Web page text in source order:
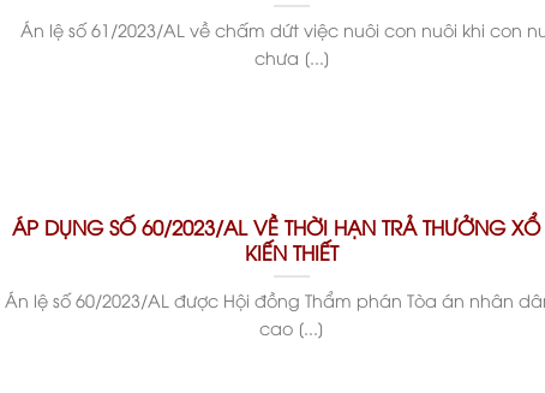
Án lệ số 61/2023/AL về chấm dứt việc nuôi con nuôi khi con
chưa [...]
ÁP DỤNG SỐ 60/2023/AL VỀ THỜI HẠN TRẢ THƯỞNG XỔ
KIẾN THIẾT
Án lệ số 60/2023/AL được Hội đồng Thẩm phán Tòa án nhân
cao [...]